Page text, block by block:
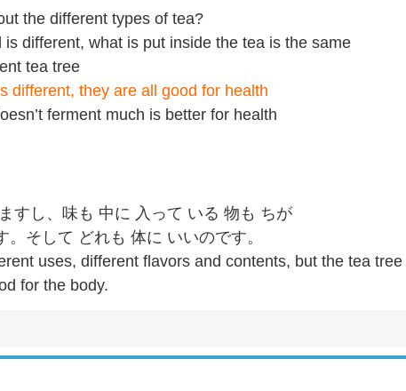
the different types of tea?
different, what is put inside the tea is the same
tea tree
different, they are all good for health
ferment much is better for health
すし、味も 中に 入って いる 物も ちが
そして どれも 体に いいのです。
uses, different flavors and contents, but the tea tree
for the body.